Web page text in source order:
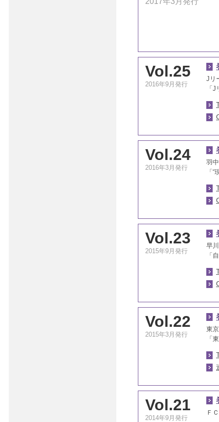
Vol.25
2016年9月発行
Jリ
「
Vol.24
2016年3月発行
羽
「
Vol.23
2015年9月発行
早
「
Vol.22
2015年3月発行
東
「
Vol.21
2014年9月発行
Ｆ